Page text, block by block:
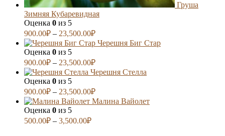
Груша
Зимняя Кубаревидная
Оценка 0 из 5
900.00₽ – 23,500.00₽
Черешня Биг Стар
Оценка 0 из 5
900.00₽ – 23,500.00₽
Черешня Стелла
Оценка 0 из 5
900.00₽ – 23,500.00₽
Малина Вайолет
Оценка 0 из 5
500.00₽ – 3,500.00₽